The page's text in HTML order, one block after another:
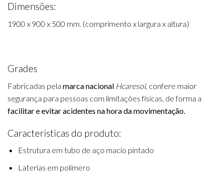
Dimensões:
1900 x 900 x 500 mm. (comprimento x largura x altura)
Grades
Fabricadas pela marca nacional Hcaresol, confere maior
segurança para pessoas com limitações físicas, de forma a
facilitar e evitar acidentes na hora da movimentação.
Características do produto:
Estrutura em tubo de aço macio pintado
Laterias em polímero